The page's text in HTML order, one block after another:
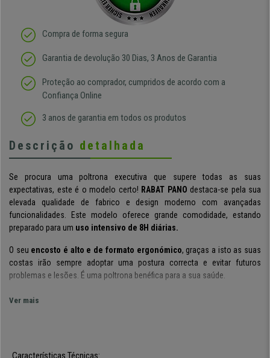
Compra de forma segura
Garantia de devolução 30 Dias, 3 Anos de Garantia
Proteção ao comprador, cumpridos de acordo com a
Confiança Online
3 anos de garantia em todos os produtos
Descrição detalhada
Se procura uma poltrona executiva que supere todas as suas
expectativas, este é o modelo certo! RABAT PANO destaca-se pela sua
elevada qualidade de fabrico e design moderno com avançadas
funcionalidades. Este modelo oferece grande comodidade, estando
preparado para um uso intensivo de 8H diárias.
O seu encosto é alto e de formato ergonómico, graças a isto as suas
costas irão sempre adoptar uma postura correcta e evitar futuros
problemas e lesões. É uma poltrona benéfica para a sua saúde.
Com a manivela direita poderá
Ver mais
Características Técnicas: